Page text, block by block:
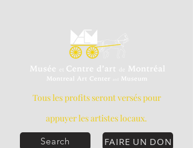
FAIRE UN DON
Tous les profits seront versés pour
appuyer les artistes locaux.
Search